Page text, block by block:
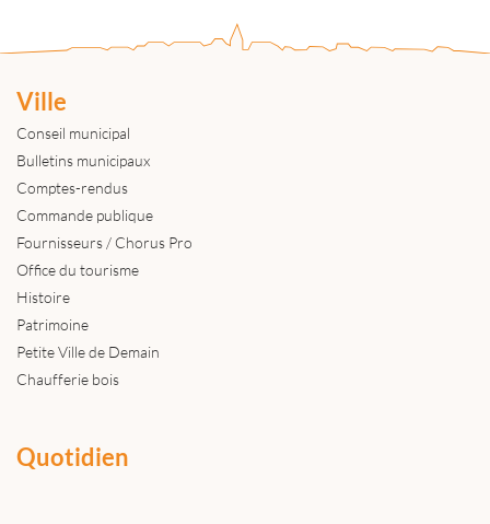
Ville
Conseil municipal
Bulletins municipaux
Comptes-rendus
Commande publique
Fournisseurs / Chorus Pro
Office du tourisme
Histoire
Patrimoine
Petite Ville de Demain
Chaufferie bois
Quotidien